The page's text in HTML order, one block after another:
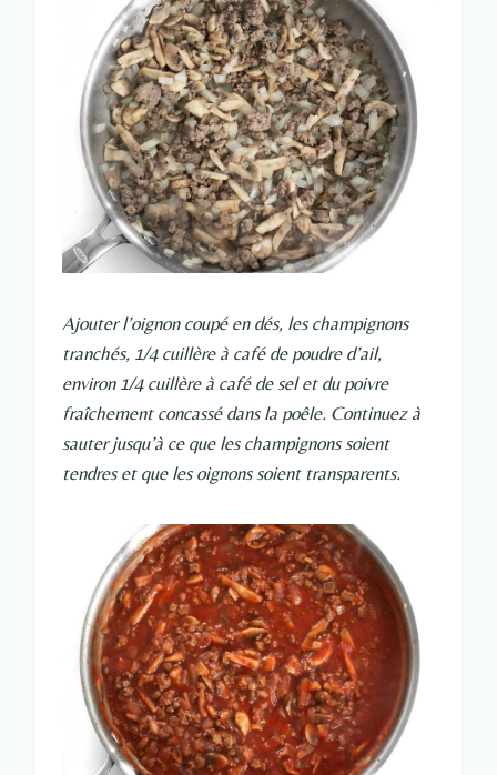
Ajouter l’oignon coupé en dés, les champignons
tranchés, 1/4 cuillère à café de poudre d’ail,
environ 1/4 cuillère à café de sel et du poivre
fraîchement concassé dans la poêle. Continuez à
sauter jusqu’à ce que les champignons soient
tendres et que les oignons soient transparents.